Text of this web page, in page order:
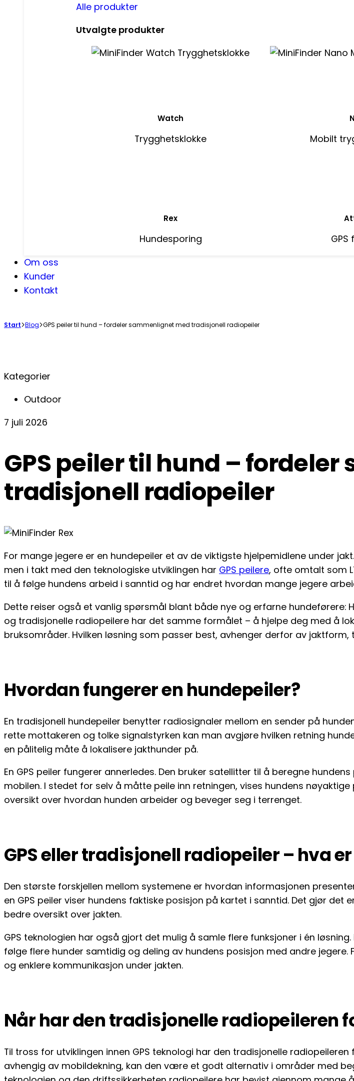
Alle produkter
Utvalgte produkter
Watch
Trygghetsklokke Mobilt
Rex
Hundesporing GPS
Om oss
Kunder
Kontakt
Start Blog GPS peiler til hund – fordeler sammenlignet med tradisjonell radiopeiler
Kategorier
Outdoor
7 juli 2026
GPS peiler til hund –
tradisjonell radiopeiler
For mange jegere er en hundepeiler et av de viktigste hjelpemidlene under
men i takt med den teknologiske utviklingen har GPS peilere, ofte omtalt som
til å følge hundens arbeid i sanntid og har endret hvordan mange jegere
Dette reiser også et vanlig spørsmål blant både nye og erfarne hundeførere:
og tradisjonelle radiopeilere har det samme formålet – å hjelpe deg med å
bruksområder. Hvilken løsning som passer best, avhenger derfor av
Hvordan fungerer en hundepeiler?
En tradisjonell hundepeiler benytter radiosignaler mellom en sender på
rette mottakeren og tolke signalstyrken kan man avgjøre hvilken retning
en pålitelig måte å lokalisere jakthunder på.
En GPS peiler fungerer annerledes. Den bruker satellitter til å beregne
mobilen. I stedet for selv å måtte peile inn retningen, vises hundens
oversikt over hvordan hunden arbeider og beveger seg i terrenget.
GPS eller tradisjonell radiopeiler – hva
Den største forskjellen mellom systemene er hvordan informasjonen
en GPS peiler viser hundens faktiske posisjon på kartet i sanntid. Det gjør
bedre oversikt over jakten.
GPS teknologien har også gjort det mulig å samle flere funksjoner i én
følge flere hunder samtidig og deling av hundens posisjon med andre
og enklere kommunikasjon under jakten.
Når har den tradisjonelle radiopeileren
Til tross for utviklingen innen GPS teknologi har den tradisjonelle
avhengig av mobildekning, kan den være et godt alternativ i områder med